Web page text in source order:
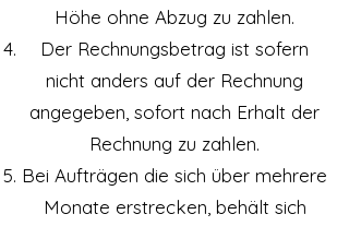
Höhe ohne Abzug zu zahlen.
Der Rechnungsbetrag ist sofern
nicht anders auf der Rechnung
angegeben, sofort nach Erhalt der
Rechnung zu zahlen.
Bei Aufträgen die sich über mehrere
Monate erstrecken, behält sich